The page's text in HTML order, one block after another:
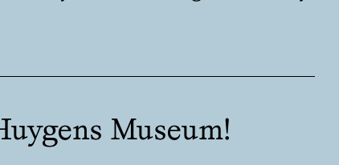
Museum!